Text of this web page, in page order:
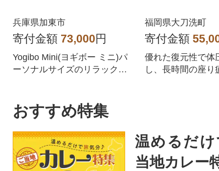
兵庫県加東市
寄付金額 73,000円
Yogibo Mini(ヨギボー ミニ)パ
ーソナルサイズのリラックス
福岡県大刀洗町
寄付金額
優れた復元性で体
し、長時間の座り
おすすめ特集
温めるだ
当地カレー